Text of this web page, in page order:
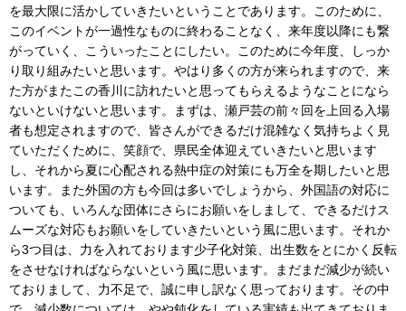
を最大限に活かしていきたいということであります。このために、
このイベントが一過性なものに終わることなく、来年度以降にも繋
がっていく、こういったことにしたい。このために今年度、しっか
り取り組みたいと思います。やはり多くの方が来られますので、来
た方がまたこの香川に訪れたいと思ってもらえるようなことになら
ないといけないと思います。まずは、瀬戸芸の前々回を上回る入場
者も想定されますので、皆さんができるだけ混雑なく気持ちよく見
ていただくために、笑顔で、県民全体迎えていきたいと思います
し、それから夏に心配される熱中症の対策にも万全を期したいと思
います。また外国の方も今回は多いでしょうから、外国語の対応に
ついても、いろんな団体にさらにお願いをしまして、できるだけス
ムーズな対応もお願いをしていきたいという風に思います。それか
ら3つ目は、力を入れております少子化対策、出生数をとにかく反転
をさせなければならないという風に思います。まだまだ減少が続い
ておりまして、力不足で、誠に申し訳なく思っております。その中